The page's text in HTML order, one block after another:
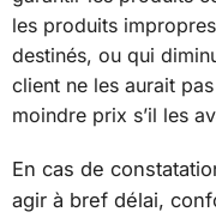
les produits
destinés, ou qui
client ne les aurait
moindre prix s’il les
En cas de
agir à bref délai,